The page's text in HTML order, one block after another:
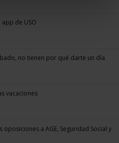
de USO
no tienen por qué darte un día
vacaciones
oposiciones a AGE, Seguridad Social y